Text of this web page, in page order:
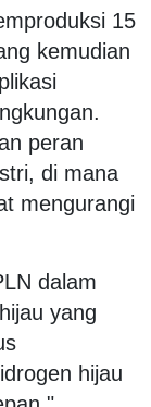
15
kemudian
peran
di mana
mengurangi
dalam
yang
hijau